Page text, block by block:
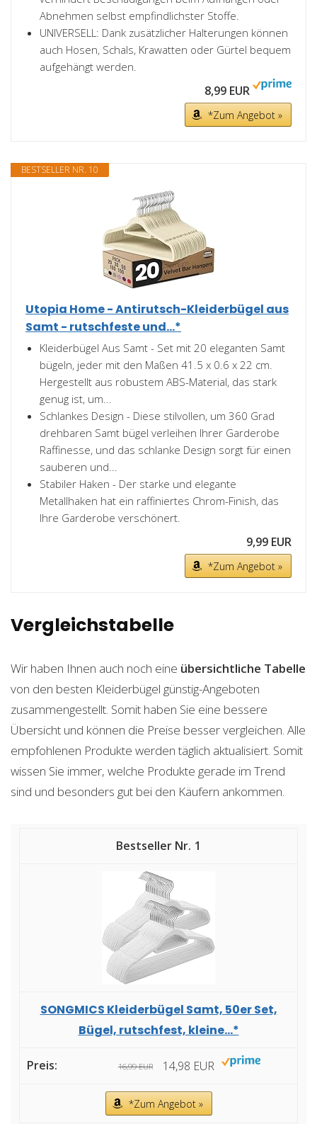
Abnehmen selbst empfindlichster Stoffe.
UNIVERSELL: Dank zusätzlicher Halterungen können
auch Hosen, Schals, Krawatten oder Gürtel bequem
aufgehängt werden.
8,99 EUR
*Zum Angebot »
BESTSELLER NR. 10
Utopia Home - Antirutsch-Kleiderbügel aus
Samt - rutschfeste und...*
Kleiderbügel Aus Samt - Set mit 20 eleganten Samt
bügeln, jeder mit den Maßen 41.5 x 0.6 x 22 cm.
Hergestellt aus robustem ABS-Material, das stark
genug ist, um...
Schlankes Design - Diese stilvollen, um 360 Grad
drehbaren Samt bügel verleihen Ihrer Garderobe
Raffinesse, und das schlanke Design sorgt für einen
sauberen und...
Stabiler Haken - Der starke und elegante
Metallhaken hat ein raffiniertes Chrom-Finish, das
Ihre Garderobe verschönert.
9,99 EUR
*Zum Angebot »
Vergleichstabelle
Wir haben Ihnen auch noch eine übersichtliche Tabelle
von den besten Kleiderbügel günstig-Angeboten
zusammengestellt. Somit haben Sie eine bessere
Übersicht und können die Preise besser vergleichen. Alle
empfohlenen Produkte werden täglich aktualisiert. Somit
wissen Sie immer, welche Produkte gerade im Trend
sind und besonders gut bei den Käufern ankommen.
1
SONGMICS Kleiderbügel Samt, 50er Set,
Bügel, rutschfest, kleine...*
16,99 EUR 14,98 EUR
*Zum Angebot »